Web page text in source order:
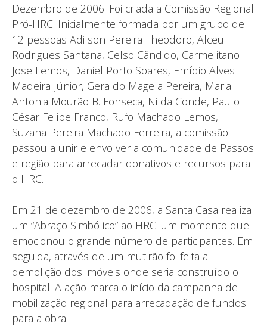
Dezembro de 2006: Foi criada a Comissão Regional
Pró-HRC. Inicialmente formada por um grupo de
12 pessoas Adilson Pereira Theodoro, Alceu
Rodrigues Santana, Celso Cândido, Carmelitano
Jose Lemos, Daniel Porto Soares, Emídio Alves
Madeira Júnior, Geraldo Magela Pereira, Maria
Antonia Mourão B. Fonseca, Nilda Conde, Paulo
César Felipe Franco, Rufo Machado Lemos,
Suzana Pereira Machado Ferreira, a comissão
passou a unir e envolver a comunidade de Passos
e região para arrecadar donativos e recursos para
o HRC.
Em 21 de dezembro de 2006, a Santa Casa realiza
um “Abraço Simbólico” ao HRC: um momento que
emocionou o grande número de participantes. Em
seguida, através de um mutirão foi feita a
demolição dos imóveis onde seria construído o
hospital. A ação marca o início da campanha de
mobilização regional para arrecadação de fundos
para a obra.